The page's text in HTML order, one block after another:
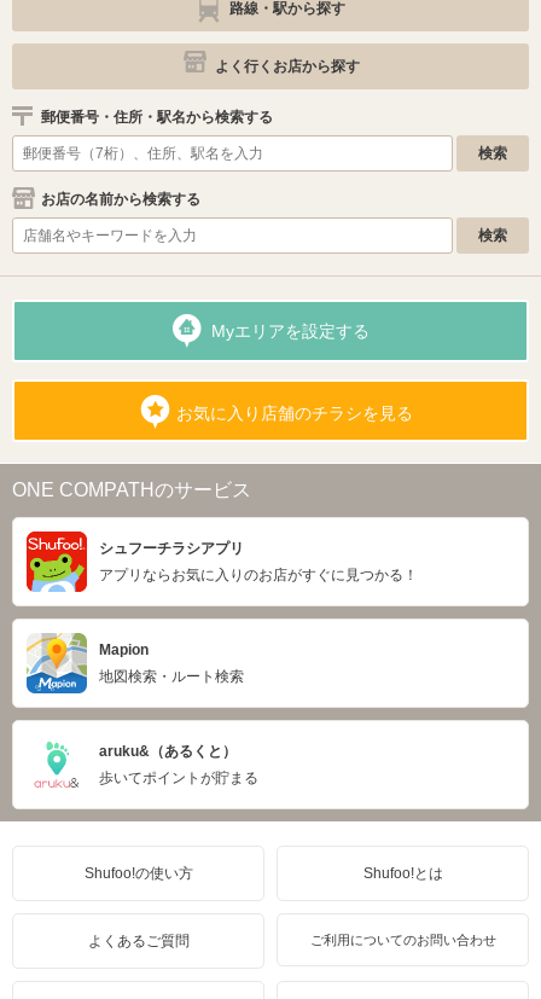
路線・駅から探す
よく行くお店から探す
郵便番号・住所・駅名から検索する
お店の名前から検索する
Myエリアを設定する
お気に入り店舗のチラシを見る
ONE COMPATHのサービス
シュフーチラシアプリ
アプリならお気に入りのお店がすぐに見つかる！
Mapion
地図検索・ルート検索
aruku&（あるくと）
歩いてポイントが貯まる
Shufoo!の使い方 Shufoo!とは
よくあるご質問 ご利用についてのお問い合わせ